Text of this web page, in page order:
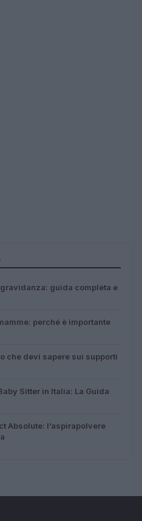
guida completa e
perché è importante
che devi sapere sui supporti
Sitter in Italia: La Guida
Absolute: l’aspirapolvere